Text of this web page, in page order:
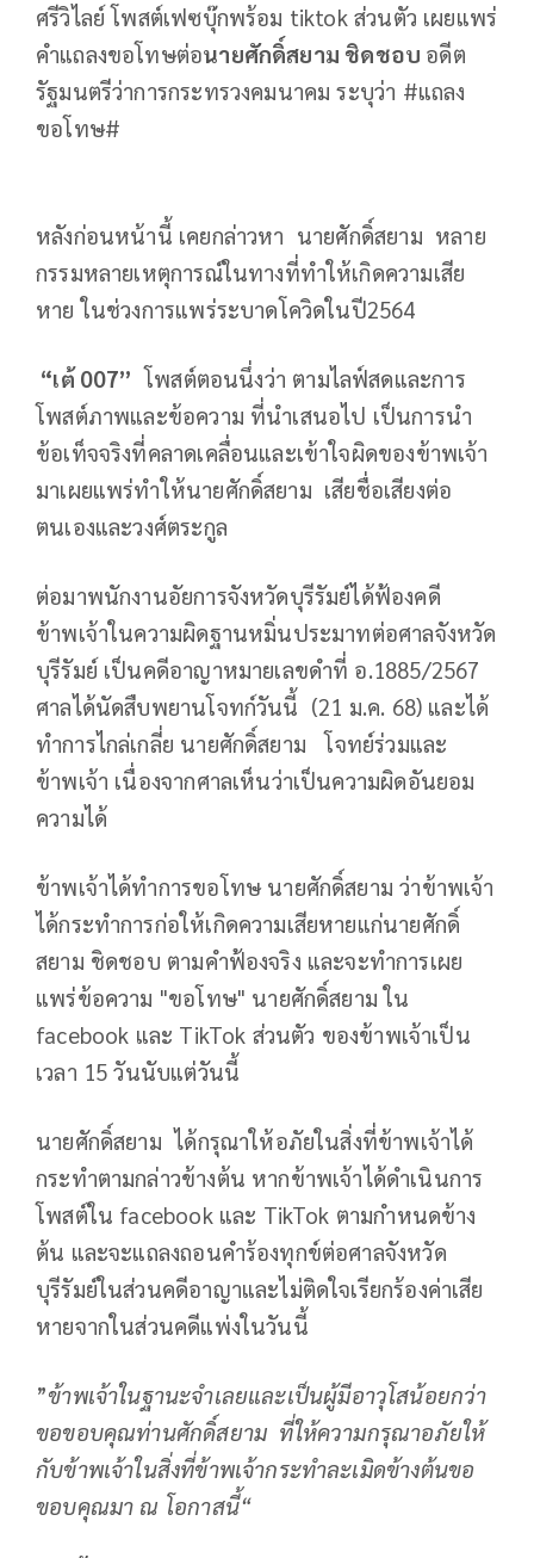
ศรีวิไลย์ โพสต์เฟซบุ๊กพร้อม tiktok ส่วนตัว เผยแพร่
คำแถลงขอโทษต่อนายศักดิ์สยาม ชิดชอบ อดีต
รัฐมนตรีว่าการกระทรวงคมนาคม ระบุว่า #แถลง
ขอโทษ#
หลังก่อนหน้านี้ เคยกล่าวหา นายศักดิ์สยาม หลาย
กรรมหลายเหตุการณ์ในทางที่ทำให้เกิดความเสีย
หาย ในช่วงการแพร่ระบาดโควิดในปี2564
“เต้ 007” โพสต์ตอนนึ่งว่า ตามไลฟ์สดและการ
โพสต์ภาพและข้อความ ที่นำเสนอไป เป็นการนำ
ข้อเท็จจริงที่คลาดเคลื่อนและเข้าใจผิดของข้าพเจ้า
มาเผยแพร่ทำให้นายศักดิ์สยาม เสียชื่อเสียงต่อ
ตนเองและวงศ์ตระกูล
ต่อมาพนักงานอัยการจังหวัดบุรีรัมย์ได้ฟ้องคดี
ข้าพเจ้าในความผิดฐานหมิ่นประมาทต่อศาลจังหวัด
บุรีรัมย์ เป็นคดีอาญาหมายเลขดำที่ อ.1885/2567
ศาลได้นัดสืบพยานโจทก์วันนี้ (21 ม.ค. 68) และได้
ทำการไกล่เกลี่ย นายศักดิ์สยาม โจทย์ร่วมและ
ข้าพเจ้า เนื่องจากศาลเห็นว่าเป็นความผิดอันยอม
ความได้
ข้าพเจ้าได้ทำการขอโทษ นายศักดิ์สยาม ว่าข้าพเจ้า
ได้กระทำการก่อให้เกิดความเสียหายแก่นายศักดิ์
สยาม ชิดชอบ ตามคำฟ้องจริง และจะทำการเผย
แพร่ข้อความ "ขอโทษ" นายศักดิ์สยาม ใน
facebook และ TikTok ส่วนตัว ของข้าพเจ้าเป็น
เวลา 15 วันนับแต่วันนี้
นายศักดิ์สยาม ได้กรุณาให้อภัยในสิ่งที่ข้าพเจ้าได้
กระทำตามกล่าวข้างต้น หากข้าพเจ้าได้ดำเนินการ
โพสต์ใน facebook และ TikTok ตามกำหนดข้าง
ต้น และจะแถลงถอนคำร้องทุกข์ต่อศาลจังหวัด
บุรีรัมย์ในส่วนคดีอาญาและไม่ติดใจเรียกร้องค่าเสีย
หายจากในส่วนคดีแพ่งในวันนี้
”ข้าพเจ้าในฐานะจำเลยและเป็นผู้มีอาวุโสน้อยกว่า
ขอขอบคุณท่านศักดิ์สยาม ที่ให้ความกรุณาอภัยให้
กับข้าพเจ้าในสิ่งที่ข้าพเจ้ากระทำละเมิดข้างต้นขอ
ขอบคุณมา ณ โอกาสนี้“